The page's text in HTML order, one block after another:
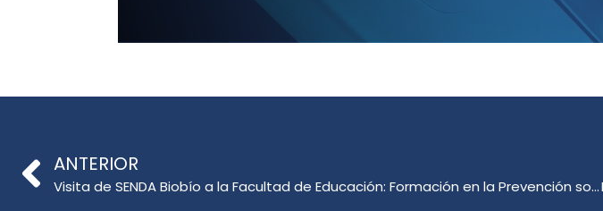
ANTERIOR
Visita de SENDA Biobío a la Facultad de Educación: Formación en la Prevención sobre consumo.